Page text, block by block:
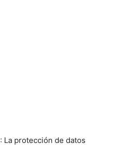
: La protección de datos